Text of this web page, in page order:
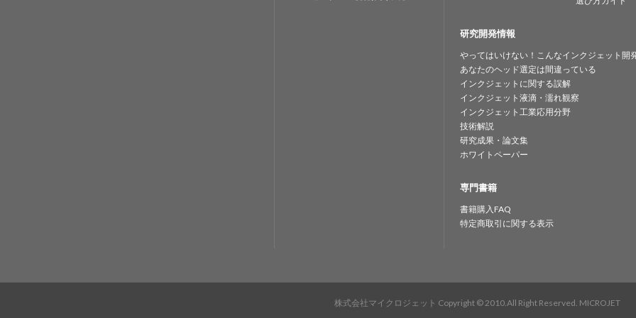
研究開発情報
やってはいけない！こんなインクジェット開
あなたのヘッド選定は間違っている
インクジェットに関する誤解
インクジェット液滴・濡れ観察
インクジェット工業応用分野
技術解説
研究成果・論文集
ホワイトペーパー
専門書籍
書籍購入FAQ
特定商取引に関する表示
株式会社マイクロジェット Copyright © 2010.All Right Reserved. MICROJET